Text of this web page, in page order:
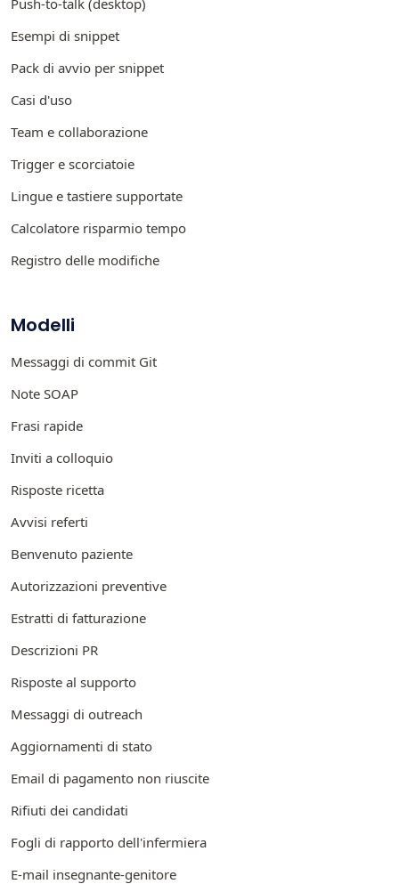
Esempi di snippet
Pack di avvio per snippet
Casi d'uso
Team e collaborazione
Trigger e scorciatoie
Lingue e tastiere supportate
Calcolatore risparmio tempo
Registro delle modifiche
Modelli
Messaggi di commit Git
Note SOAP
Frasi rapide
Inviti a colloquio
Risposte ricetta
Avvisi referti
Benvenuto paziente
Autorizzazioni preventive
Estratti di fatturazione
Descrizioni PR
Risposte al supporto
Messaggi di outreach
Aggiornamenti di stato
Email di pagamento non riuscite
Rifiuti dei candidati
Fogli di rapporto dell'infermiera
E-mail insegnante-genitore